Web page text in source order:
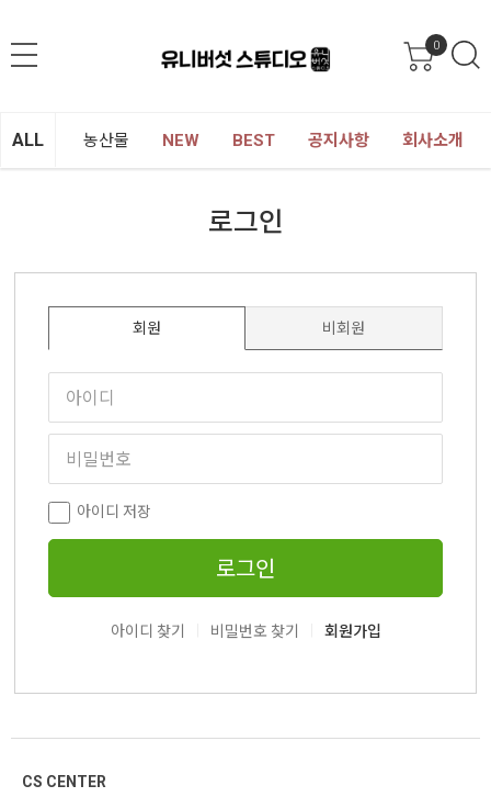
0
ALL 농산물 NEW BEST 공지사항 회사소개
로그인
회원 비회원
아이디 저장
로그인
아이디 찾기 비밀번호 찾기 회원가입
CS CENTER